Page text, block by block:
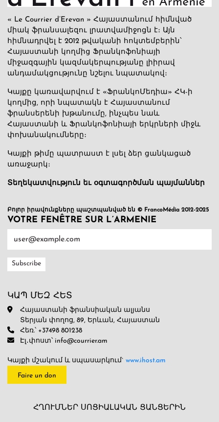
« Le Courrier d’Erevan » Հայաստանում հիմնված
միակ ֆրանսալեզու լրատվամիջոցն է։ Այն
հիմնադրվել է 2012 թվականի հոկտեմբերին՝
Հայաստանի կողմից Ֆրանկոֆոնիայի
միջազգային կազմակերպությանը լիիրավ
անդամակցությունը նշելու նպատակով։
Կայքը կառավարվում է «ՖրանկոՄեդիա» ՀԿ-ի
կողմից, որի նպատակն է Հայաստանում
ֆրանսերենի խթանումը, ինչպես նաև
Հայաստանի և Ֆրանկոֆոնիայի երկրների միջև
փոխանակումները։
Կայքի թիմը պատրաստ է լսել ձեր ցանկացած
առաջարկ։
Տեղեկատվություն եւ օգտագործման պայմաններ
Բոլոր իրավունքները պաշտպանված են © FrancoMédia 2012-2025
VOTRE FENÊTRE SUR L’ARMENIE
ԿԱՊ ՄԵԶ ՀԵՏ
Հայաստանի ֆրանսիական ալյանս
Տերյան փողոց, 89, Երևան, Հայաստան
Հեռ.՝ +37498 801238
Էլ․փոստ՝ info@courrier.am
Կայքի մշակում և սպասարկում` www.ihost.am
Faire un don
ՀՂՈՒՄՆԵՐ ՍՈՑԻԱԼԱԿԱՆ ՑԱՆՑԵՐԻՆ